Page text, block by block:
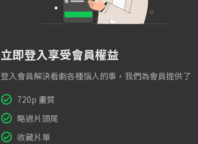
立即登入享受會員權益
登入會員解決看劇各種惱人的事，我們為會員提供了
720p 畫質
略過片頭尾
收藏片單